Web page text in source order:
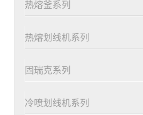
热熔釜系列
热熔划线机系列
固瑞克系列
冷喷划线机系列